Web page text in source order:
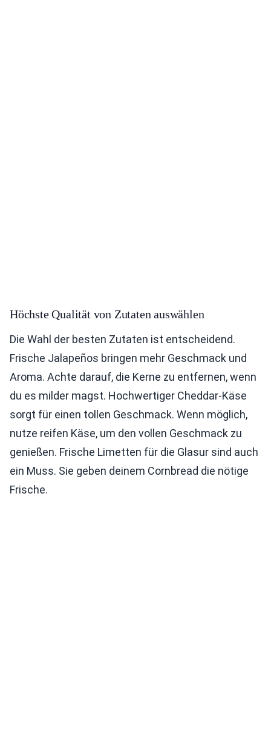
Höchste Qualität von Zutaten auswählen
Die Wahl der besten Zutaten ist entscheidend.
Frische Jalapeños bringen mehr Geschmack und
Aroma. Achte darauf, die Kerne zu entfernen, wenn
du es milder magst. Hochwertiger Cheddar-Käse
sorgt für einen tollen Geschmack. Wenn möglich,
nutze reifen Käse, um den vollen Geschmack zu
genießen. Frische Limetten für die Glasur sind auch
ein Muss. Sie geben deinem Cornbread die nötige
Frische.